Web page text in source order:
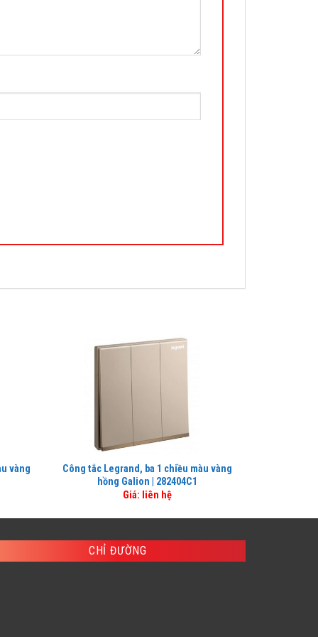
vàng
Công tắc Legrand, ba 1 chiều màu vàng
hồng Galion | 282404C1
Giá: liên hệ
CHỈ ĐƯỜNG